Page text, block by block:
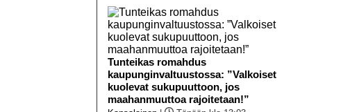
Tunteikas romahdus
kaupunginvaltuustossa: ”Valkoiset
kuolevat sukupuuttoon, jos
maahanmuuttoa rajoitetaan!”